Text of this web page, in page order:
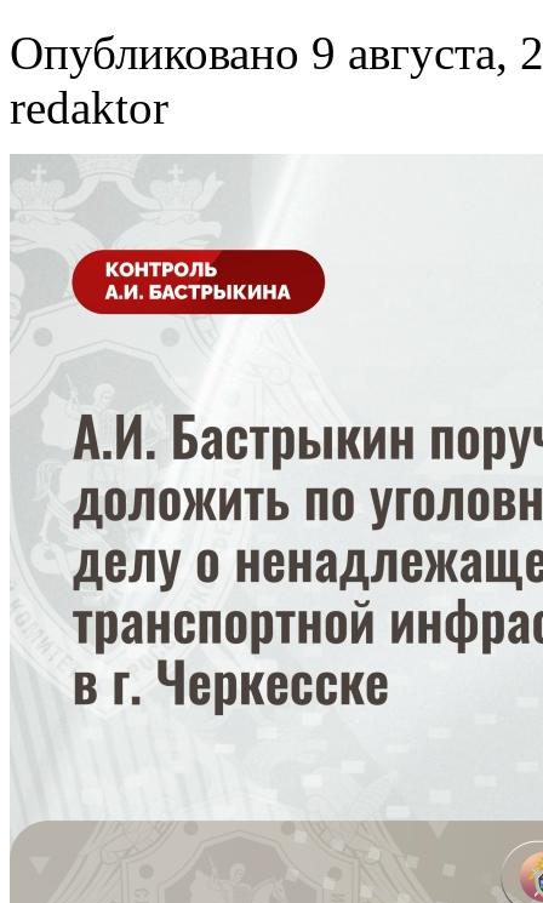
Опубликовано 9 августа,
redaktor